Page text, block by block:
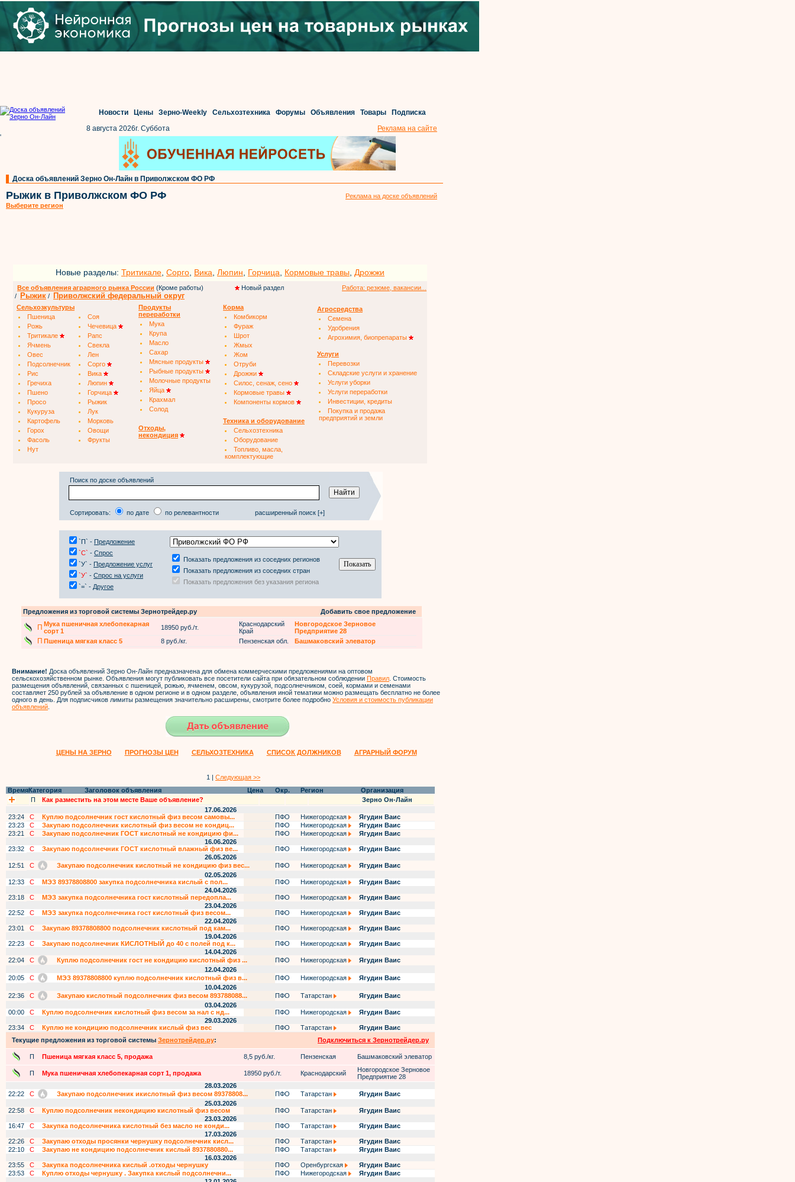
Новости Цены Зерно-Weekly Сельхозтехника Форумы Объявления Товары
Подписка
8 августа 2026г. Суббота
Реклама на сайте
'
Доска объявлений Зерно Он-Лайн в Приволжском ФО РФ
Рыжик в Приволжском ФО РФ
Выберите регион
Реклама на доске объявлений
Новые разделы: Тритикале Сорго Вика Люпин Горчица Кормовые травы Дрожжи
Все объявления аграрного рынка России (Кроме работы) Новый раздел
Работа: резюме, вакансии...
/
Рыжик / Приволжский федеральный округ
Сельхозкультуры
Пшеница
Соя
Рожь
Чечевица
Тритикале
Рапс
Ячмень
Свекла
Овес
Лен
Подсолнечник
Сорго
Рис
Вика
Гречиха
Люпин
Пшено
Горчица
Просо
Рыжик
Кукуруза
Лук
Картофель
Морковь
Горох
Овощи
Фасоль
Фрукты
Нут
Продукты
переработки
Мука
Крупа
Масло
Сахар
Мясные продукты
Рыбные продукты
Молочные продукты
Яйца
Крахмал
Солод
Отходы,
некондиция
Корма
Комбикорм
Фураж
Шрот
Жмых
Жом
Отруби
Дрожжи
Силос, сенаж, сено
Кормовые травы
Компоненты кормов
Техника и оборудование
Сельхозтехника
Оборудование
Топливо, масла,
комплектующие
Агросредства
Семена
Удобрения
Агрохимия, биопрепараты
Услуги
Перевозки
Складские услуги и хранение
Услуги уборки
Услуги переработки
Инвестиции, кредиты
Покупка и продажа
предприятий и земли
Поиск по доске объявлений
Сортировать: по дате по релевантности расширенный поиск [+]
`П` - Предложение
`С` - Спрос
`У` - Предложение услуг
`У` - Спрос на услуги
`=` - Другое
Показать предложения из соседних регионов
Показать предложения из соседних стран
Показать предложения без указания региона
Предложения из торговой системы Зернотрейдер.ру Добавить свое предложение
П Мука пшеничная хлебопекарная
сорт 1
18950 руб./т.
Краснодарский
Край
Новгородское Зерновое
Предприятие 28
П Пшеница мягкая класс 5 8 руб./кг. Пензенская обл. Башмаковский элеватор
Внимание! Доска объявлений Зерно Он-Лайн предназначена для обмена коммерческими предложениями на оптовом
сельскохозяйственном рынке. Объявления могут публиковать все посетители сайта при обязательном соблюдении Правил . Стоимость
размещения объявлений, связанных с пшеницей, рожью, ячменем, овсом, кукурузой, подсолнечником, соей, кормами и семенами
составляет 250 рублей за объявление в одном регионе и в одном разделе, объявления иной тематики можно размещать бесплатно не более
одного в день. Для подписчиков лимиты размещения значительно расширены, смотрите более подробно Условия и стоимость публикации
объявлений
ЦЕНЫ НА ЗЕРНО ПРОГНОЗЫ ЦЕН СЕЛЬХОЗТЕХНИКА СПИСОК ДОЛЖНИКОВ АГРАРНЫЙ ФОРУМ
1 | Следующая >>
ВремяКатегория Заголовок объявления Цена Окр. Регион
Организация
П
Как разместить на этом месте Ваше объявление?
Зерно Он-Лайн
17.06.2026
23:24
С Куплю подсолнечник гост кислотный физ весом самовы... ПФО Нижегородская
Ягудин Ваис
23:23
С Закупаю подсолнечник кислотный физ весом не кондиц... ПФО Нижегородская
Ягудин Ваис
23:21
С Закупаю подсолнечник ГОСТ кислотный не кондицию фи... ПФО Нижегородская
Ягудин Ваис
16.06.2026
23:32
С Закупаю подсолнечник ГОСТ кислотный влажный физ ве... ПФО Нижегородская
Ягудин Ваис
26.05.2026
12:51
С Закупаю подсолнечник кислотный не кондицию физ вес... ПФО Нижегородская
Ягудин Ваис
02.05.2026
12:33
С МЭЗ 89378808800 закупка подсолнечника кислый с пол... ПФО Нижегородская
Ягудин Ваис
24.04.2026
23:18
С МЭЗ закупка подсолнечника гост кислотный передопла... ПФО Нижегородская
Ягудин Ваис
23.04.2026
22:52
С МЭЗ закупка подсолнечника гост кислотный физ весом... ПФО Нижегородская
Ягудин Ваис
22.04.2026
23:01
С Закупаю 89378808800 подсолнечник кислотный под кам... ПФО Нижегородская
Ягудин Ваис
19.04.2026
22:23
С Закупаю подсолнечник КИСЛОТНЫЙ до 40 с полей под к... ПФО Нижегородская
Ягудин Ваис
14.04.2026
22:04
С Куплю подсолнечник гост не кондицию кислотный физ ... ПФО Нижегородская
Ягудин Ваис
12.04.2026
20:05
С МЭЗ 89378808800 куплю подсолнечник кислотный физ в... ПФО Нижегородская
Ягудин Ваис
10.04.2026
22:36
С Закупаю кислотный подсолнечник физ весом 893788088... ПФО Татарстан
Ягудин Ваис
03.04.2026
00:00
С Куплю подсолнечник кислотный физ весом за нал с нд... ПФО Нижегородская
Ягудин Ваис
29.03.2026
23:34
С Куплю не кондицию подсолнечник кислый физ вес ПФО Татарстан
Ягудин Ваис
Текущие предложения из торговой системы Зернотрейдер.ру: Подключиться к Зернотрейдер.ру
П Пшеница мягкая класс 5, продажа 8,5 руб./кг. Пензенская Башмаковский элеватор
П Мука пшеничная хлебопекарная сорт 1, продажа 18950 руб./т. Краснодарский
Новгородское Зерновое
Предприятие 28
28.03.2026
22:22
С Закупаю подсолнечник икислотный физ весом 89378808... ПФО Татарстан
Ягудин Ваис
25.03.2026
22:58
С Куплю подсолнечник некондицию кислотный физ весом ПФО Татарстан
Ягудин Ваис
23.03.2026
16:47
С Закупка подсолнечника кислотный без масло не конди... ПФО Татарстан
Ягудин Ваис
17.03.2026
22:26
С Закупаю отходы просянки чернушку подсолнечник кисл... ПФО Татарстан
Ягудин Ваис
22:10
С Закупаю не кондицию подсолнечник кислый 8937880880... ПФО Татарстан
Ягудин Ваис
16.03.2026
23:55
С Закупка подсолнечника кислый .отходы чернушку ПФО Оренбургская
Ягудин Ваис
23:53
С Куплю отходы чернушку . Закупка кислый подсолнечни... ПФО Нижегородская
Ягудин Ваис